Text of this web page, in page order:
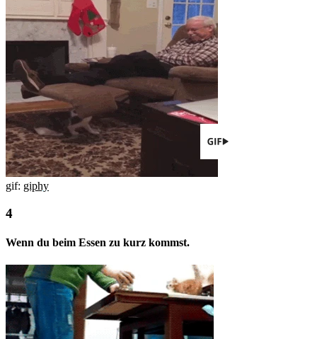
gif: giphy
Wenn du beim Essen zu kurz kommst.